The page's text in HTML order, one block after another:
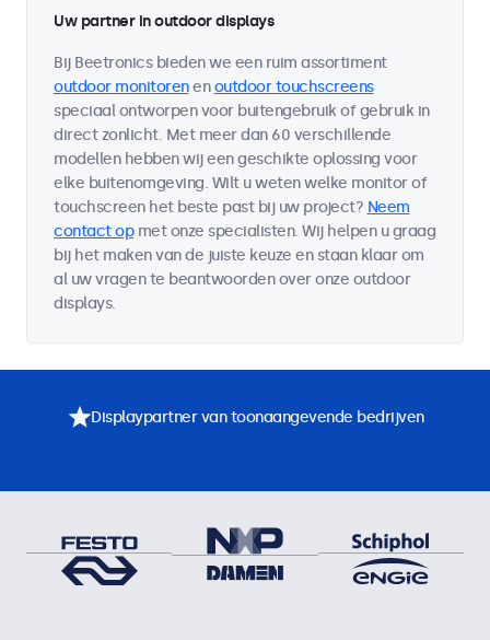
Uw partner in outdoor displays
Bij Beetronics bieden we een ruim assortiment
outdoor monitorenenoutdoor touchscreens
speciaal ontworpen voor buitengebruik of gebruik in
direct zonlicht. Met meer dan 60 verschillende
modellen hebben wij een geschikte oplossing voor
elke buitenomgeving. Wilt u weten welke monitor of
touchscreen het beste past bij uw project? Neem
contact opmet onze specialisten. Wij helpen u graag
bij het maken van de juiste keuze en staan klaar om
al uw vragen te beantwoorden over onze outdoor
displays.
Displaypartner van toonaangevende bedrijven